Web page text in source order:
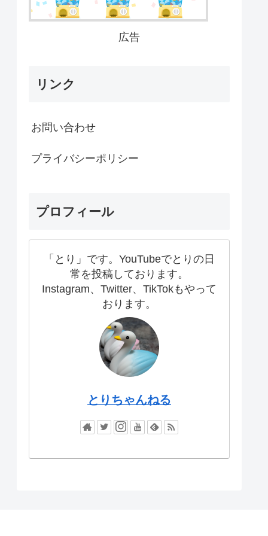
広告
リンク
お問い合わせ
プライバシーポリシー
プロフィール
「とり」です。YouTubeでとりの日
常を投稿しております。
Instagram、Twitter、TikTokもやって
おります。
とりちゃんねる